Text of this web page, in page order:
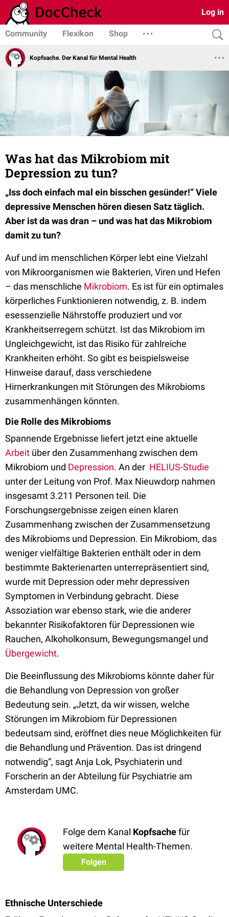
Log in
Community Flexikon Shop
Kopfsache. Der Kanal für Mental Health
Was hat das Mikrobiom mit
Depression zu tun?
„Iss doch einfach mal ein bisschen gesünder!“ Viele
depressive Menschen hören diesen Satz täglich.
Aber ist da was dran – und was hat das Mikrobiom
damit zu tun?
Auf und im menschlichen Körper lebt eine Vielzahl
von Mikroorganismen wie Bakterien, Viren und Hefen
– das menschliche Mikrobiom. Es ist für ein optimales
körperliches Funktionieren notwendig, z. B. indem
esessenzielle Nährstoffe produziert und vor
Krankheitserregern schützt. Ist das Mikrobiom im
Ungleichgewicht, ist das Risiko für zahlreiche
Krankheiten erhöht. So gibt es beispielsweise
Hinweise darauf, dass verschiedene
Hirnerkrankungen mit Störungen des Mikrobioms
zusammenhängen könnten.
Die Rolle des Mikrobioms
Spannende Ergebnisse liefert jetzt eine aktuelle
Arbeit über den Zusammenhang zwischen dem
Mikrobiom und Depression. An der HELIUS-Studie
unter der Leitung von Prof. Max Nieuwdorp nahmen
insgesamt 3.211 Personen teil. Die
Forschungsergebnisse zeigen einen klaren
Zusammenhang zwischen der Zusammensetzung
des Mikrobioms und Depression. Ein Mikrobiom, das
weniger vielfältige Bakterien enthält oder in dem
bestimmte Bakterienarten unterrepräsentiert sind,
wurde mit Depression oder mehr depressiven
Symptomen in Verbindung gebracht. Diese
Assoziation war ebenso stark, wie die anderer
bekannter Risikofaktoren für Depressionen wie
Rauchen, Alkoholkonsum, Bewegungsmangel und
Übergewicht.
Die Beeinflussung des Mikrobioms könnte daher für
die Behandlung von Depression von großer
Bedeutung sein. „Jetzt, da wir wissen, welche
Störungen im Mikrobiom für Depressionen
bedeutsam sind, eröffnet dies neue Möglichkeiten für
die Behandlung und Prävention. Das ist dringend
notwendig“, sagt Anja Lok, Psychiaterin und
Forscherin an der Abteilung für Psychiatrie am
Amsterdam UMC.
Folge dem Kanal Kopfsachefür
weitere Mental Health-Themen.
Folgen
Ethnische Unterschiede